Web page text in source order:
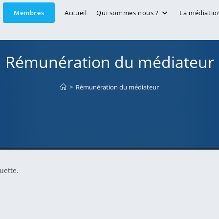
Membres Accueil Qui sommes nous ? La
Rémunération du médiateur
> Rémunération du médiateur